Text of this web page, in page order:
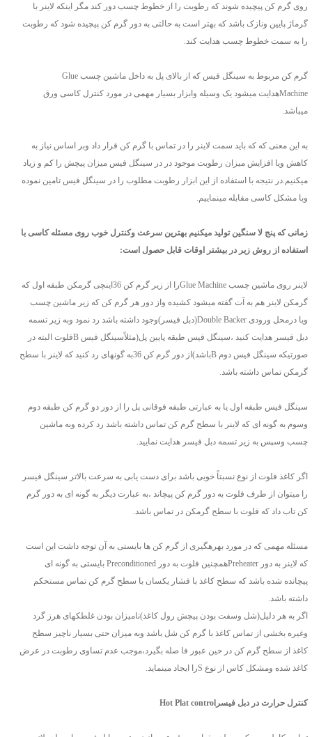
روی گرم کن پیچیده شوند که رطوبت را از خطوط چسب دور کند مگر اینکه لاینر با
گرماژ پایین ونازک باشد که بهتر است به حالتی به دور گرم کن پیچیده شود که رطوبت
را به سمت خطوط چسب هدایت کند.
گرم کن مربوط به سینگل فیس که از بالای پل به داخل ماشین چسب Glue
Machineهدایت میشود یک وسیله وابزار بسیار مهمی در مورد کنترل کاسی ورق
میباشد.
به این معنی که که باید سمت لاینر را در تماس با گرم کن قرار داد وبر اساس نیاز به
کاهش ویا افزایش میزان رطوبت موجود در در سینگل فیس میزان پیچش را کم و زیاد
میکنیم.در نتیجه با استفاده از این ابزار رطوبت مطلوب را در سینگل فیس تامین نموده
وبا مشکل کاسی مقابله مینماییم.
زمانی که پنج لا سنگین تولید میکنیم بهترین سرعت وکنترل خوب روی مسئله کاسی با
استفاده از روش زیر در بیشتر اوقات قابل حصول است:
لاینر روی ماشین چسب Glue Machineرا از زیر گرم کن 36اینچی گرمکن طبقه اول که
گرمکن لاینر هم به آت گفته میشود کشیده واز دور هر گرم کن که زیر ماشین چسب
ویا درمحل ورودی Double Backer(دبل فیسر)وجود داشته باشد رد نمود وبه زیر تسمه
دبل فیسر هدایت کنید ،سینگل فیس طبقه پایین پل(مثلاًسینگل فیس Bفلوت البته در
صورتیکه سینگل فیس دوم Bباشد)از دور گرم کن 36به گونهای رد کنید که لاینر با سطح
گرمکن تماس داشته باشد.
سینگل فیس طبقه اول یا به عبارتی طبقه فوقانی پل را از دور دو گرم کن طبقه دوم
وسوم به گونه ای که لاینر با سطح گرم کن تماس داشته باشد رد کرده وبه ماشین
چسب وسپس به زیر تسمه دبل فیسر هدایت نمایید.
اگر کاغذ فلوت از نوع نسبتاً خوبی باشد برای دست یابی به سرعت بالاتر سینگل فیسر
را میتوان از طرف فلوت به دور گرم کن پیچاند ،به عبارت دیگر به گونه ای به دور گرم
کن تاب داد که فلوت با سطح گرمکن در تماس باشد.
مسئله مهمی که در مورد بهرهگیری از گرم کن ها بایستی به آن توجه داشت این است
که لاینر به دور Preheaterهمچنین فلوت به دور Preconditioned بایستی به گونه ای
پیچانده شده باشد که سطح کاغذ با فشار یکسان با سطح گرم کن تماس مستحکم
داشته باشد.
اگر به هر دلیل(شل وسفت بودن پیچش رول کاغذ)نامیزان بودن غلطکهای هرز گرد
وغیره بخشی از تماس کاغذ با گرم کن شل باشد وبه میزان حتی بسیار ناچیز سطح
کاغذ از سطح گرم کن در حین عبور فا صله بگیرد،موجب عدم تساوی رطوبت در عرض
کاغذ شده ومشکل کاس از نوع Sرا ایجاد مینماید.
کنترل حرارت در دبل فیسرHot Plat control